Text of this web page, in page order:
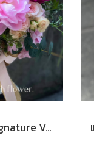
แจกันดอกไม้สด Le Floriste Signature Vases No. 49 (พรีเมียม) I Coming every May.